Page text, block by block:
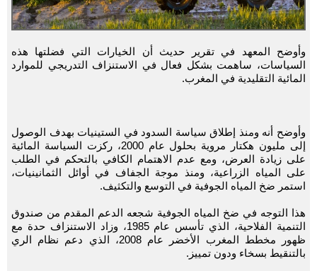
وأوضح المعهد في تقرير حديث أن الخيارات التي فضلتها هذه
السياسات، ساهمت بشكل فعال في الاستنزاف التدريجي للموارد
المائية التقليدية في المغرب.
وأوضح أنه ومنذ إطلاق سياسة السدود في الستينيات بهدف الوصول
إلى مليون هكتار مروية بحلول عام 2000، ركزت السياسة المائية
على زيادة العرض، ومع عدم الاهتمام الكافي بالتحكم في الطلب
على المياه الزراعية، ومنذ موجة الجفاف في أوائل الثمانينيات،
استمر ضخ المياه الجوفية في التوسع والتكثيف.
هذا التوجه في ضخ المياه الجوفية شجعه الدعم المقدم من صندوق
التنمية الفلاحية، الذي تأسس عام 1985، وزاد الاستنزاف حدة مع
ظهور مخطط المغرب الأخضر عام 2008، الذي دعم نظام الري
بالتنقيط بسخاء ودون تمييز.